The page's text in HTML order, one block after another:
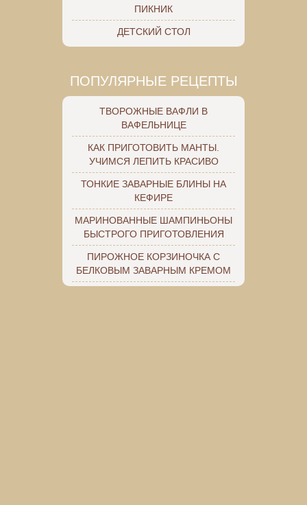
ПИКНИК
ДЕТСКИЙ СТОЛ
ПОПУЛЯРНЫЕ РЕЦЕПТЫ
ТВОРОЖНЫЕ ВАФЛИ В
ВАФЕЛЬНИЦЕ
КАК ПРИГОТОВИТЬ МАНТЫ.
УЧИМСЯ ЛЕПИТЬ КРАСИВО
ТОНКИЕ ЗАВАРНЫЕ БЛИНЫ НА
КЕФИРЕ
МАРИНОВАННЫЕ ШАМПИНЬОНЫ
БЫСТРОГО ПРИГОТОВЛЕНИЯ
ПИРОЖНОЕ КОРЗИНОЧКА С
БЕЛКОВЫМ ЗАВАРНЫМ КРЕМОМ